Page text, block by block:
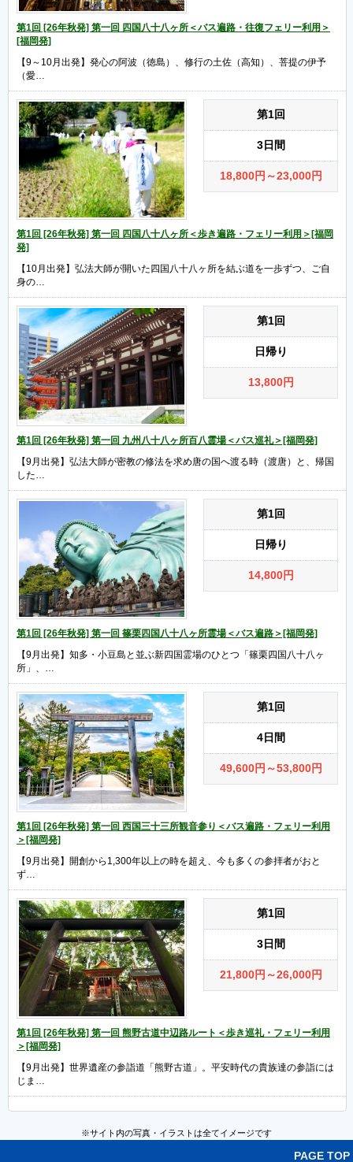
第1回 [26年秋発] 第一回 四国八十八ヶ所＜バス遍路・往復フェリー利用＞
[福岡発]
【9～10月出発】発心の阿波（徳島）、修行の土佐（高知）、菩提の伊予
（愛…
第1回
3日間
18,800円 ～23,000円
第1回 [26年秋発] 第一回 四国八十八ヶ所＜歩き遍路・フェリー利用＞[福岡
発]
【10月出発】弘法大師が開いた四国八十八ヶ所を結ぶ道を一歩ずつ、ご自
身の…
第1回
日帰り
13,800円
第1回 [26年秋発] 第一回 九州八十八ヶ所百八霊場＜バス巡礼＞[福岡発]
【9月出発】弘法大師が密教の修法を求め唐の国へ渡る時（渡唐）と、帰国
した…
第1回
日帰り
14,800円
第1回 [26年秋発] 第一回 篠栗四国八十八ヶ所霊場＜バス遍路＞[福岡発]
【9月出発】知多・小豆島と並ぶ新四国霊場のひとつ「篠栗四国八十八ヶ
所」、…
第1回
4日間
49,600円 ～53,800円
第1回 [26年秋発] 第一回 西国三十三所観音参り＜バス遍路・フェリー利用
＞[福岡発]
【9月出発】開創から1,300年以上の時を超え、今も多くの参拝者がおと
ず…
第1回
3日間
21,800円 ～26,000円
第1回 [26年秋発] 第一回 熊野古道中辺路ルート＜歩き巡礼・フェリー利用
＞[福岡発]
【9月出発】世界遺産の参詣道「熊野古道」。平安時代の貴族達の参詣には
じま…
PAGE TOP
※サイト内の写真・イラストは全てイメージです